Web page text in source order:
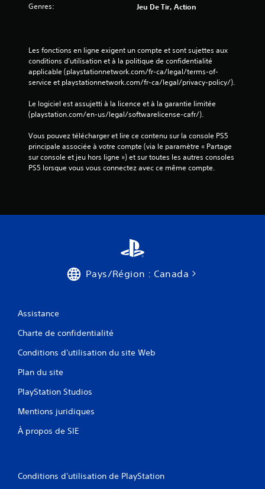
Genres: Jeu De Tir, Action
Les fonctions en ligne exigent un compte et sont sujettes aux
conditions d’utilisation et à la politique de confidentialité
applicable (playstationnetwork.com/fr-ca/legal/terms-of-
service et playstationnetwork.com/fr-ca/legal/privacy-policy/).
Le logiciel est assujetti à la licence et à la garantie limitée
(playstation.com/en-us/legal/softwarelicense-cafr/).
Vous pouvez télécharger et lire ce contenu sur la console PS5
principale associée à votre compte (via le paramètre « Partage
sur console et jeu hors ligne ») et sur toutes les autres consoles
PS5 lorsque vous vous connectez avec ce même compte.
Pays/Région : Canada
Assistance
Charte de confidentialité
Conditions d'utilisation du site Web
Plan du site
PlayStation Studios
Mentions juridiques
À propos de SIE
Conditions d'utilisation de PlayStation